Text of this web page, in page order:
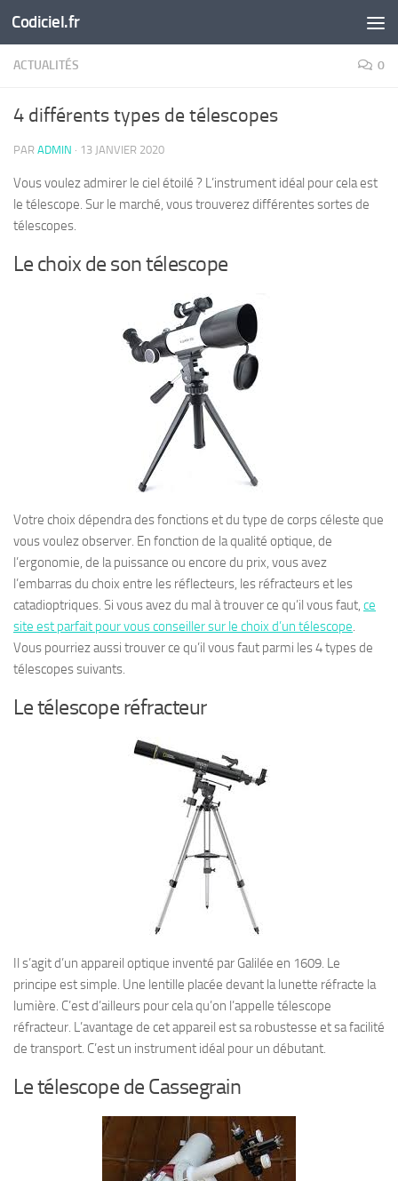
Skip to content
Codiciel.fr
ACTUALITÉS 0
4 différents types de télescopes
PAR ADMIN · 13 JANVIER 2020
Vous voulez admirer le ciel étoilé ? L’instrument idéal pour cela est
le télescope. Sur le marché, vous trouverez différentes sortes de
télescopes.
Le choix de son télescope
Votre choix dépendra des fonctions et du type de corps céleste que
vous voulez observer. En fonction de la qualité optique, de
l’ergonomie, de la puissance ou encore du prix, vous avez
l’embarras du choix entre les réflecteurs, les réfracteurs et les
catadioptriques. Si vous avez du mal à trouver ce qu’il vous faut, ce
site est parfait pour vous conseiller sur le choix d’un télescope.
Vous pourriez aussi trouver ce qu’il vous faut parmi les 4 types de
télescopes suivants.
Le télescope réfracteur
Il s’agit d’un appareil optique inventé par Galilée en 1609. Le
principe est simple. Une lentille placée devant la lunette réfracte la
lumière. C’est d’ailleurs pour cela qu’on l’appelle télescope
réfracteur. L’avantage de cet appareil est sa robustesse et sa facilité
de transport. C’est un instrument idéal pour un débutant.
Le télescope de Cassegrain